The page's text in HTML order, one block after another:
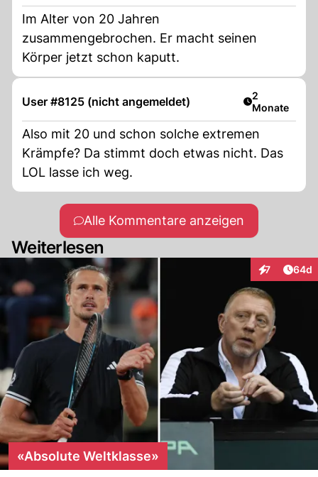
Im Alter von 20 Jahren
zusammengebrochen. Er macht seinen
Körper jetzt schon kaputt.
User #8125 (nicht angemeldet) Artikel
2
Monate
Also mit 20 und schon solche extremen
Krämpfe? Da stimmt doch etwas nicht. Das
LOL lasse ich weg.
Alle Kommentare anzeigen
Weiterlesen
7
Interaktionen
64d
«Absolute Weltklasse»